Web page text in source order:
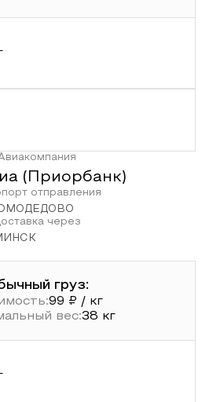
(Приорбанк)
отправления
через
груз:
99 ₽ / кг
вес:38 кг